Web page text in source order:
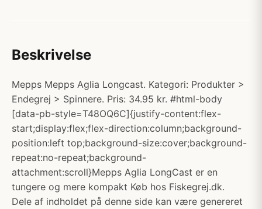
Beskrivelse
Mepps Mepps Aglia Longcast. Kategori: Produkter >
Endegrej > Spinnere. Pris: 34.95 kr. #html-body
[data-pb-style=T48OQ6C]{justify-content:flex-
start;display:flex;flex-direction:column;background-
position:left top;background-size:cover;background-
repeat:no-repeat;background-
attachment:scroll}Mepps Aglia LongCast er en
tungere og mere kompakt Køb hos Fiskegrej.dk.
Dele af indholdet på denne side kan være genereret